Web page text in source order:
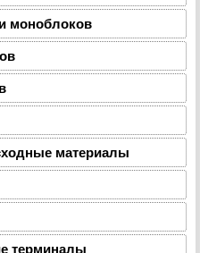
моноблоков
материалы
терминалы